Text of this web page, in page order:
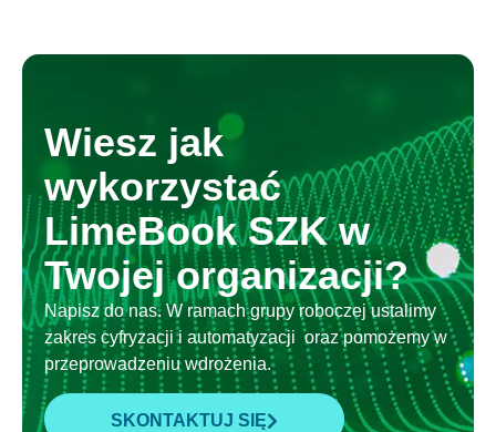
Wiesz jak
wykorzystać
LimeBook SZK w
Twojej organizacji?
Napisz do nas. W ramach grupy roboczej ustalimy
zakres cyfryzacji i automatyzacji oraz pomożemy w
przeprowadzeniu wdrożenia.
SKONTAKTUJ SIĘ